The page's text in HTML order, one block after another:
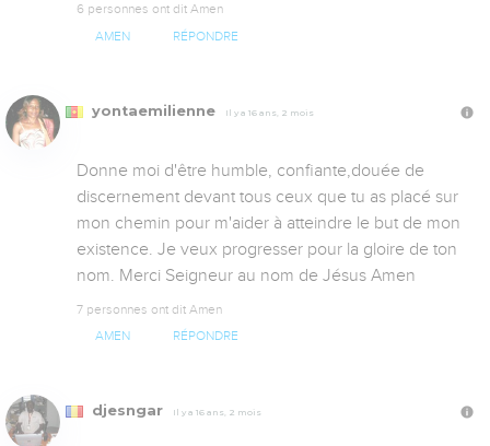
6 personnes ont dit Amen
AMEN RÉPONDRE
yontaemilienne Il y a 16 ans, 2 mois
Donne moi d'être humble, confiante,douée de
discernement devant tous ceux que tu as placé sur
mon chemin pour m'aider à atteindre le but de mon
existence. Je veux progresser pour la gloire de ton
nom. Merci Seigneur au nom de Jésus Amen
7 personnes ont dit Amen
AMEN RÉPONDRE
djesngar Il y a 16 ans, 2 mois